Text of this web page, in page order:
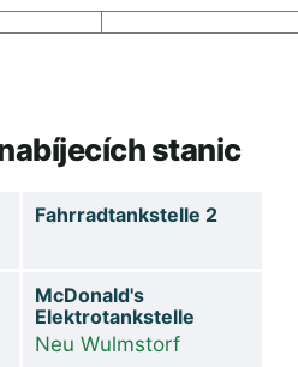
stanic
Fahrradtankstelle 2
McDonald's
Elektrotankstelle
Neu Wulmstorf